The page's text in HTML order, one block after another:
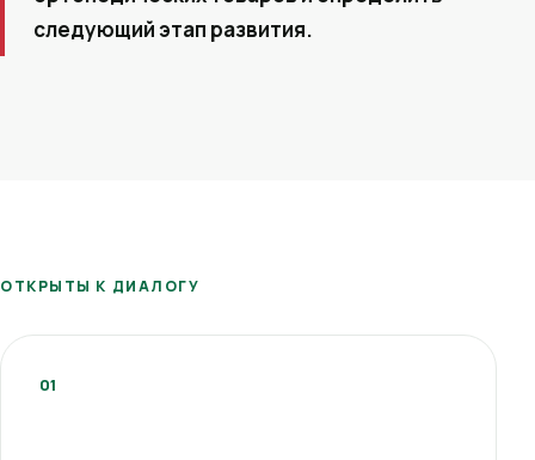
следующий этап развития.
ОТКРЫТЫ К ДИАЛОГУ
01